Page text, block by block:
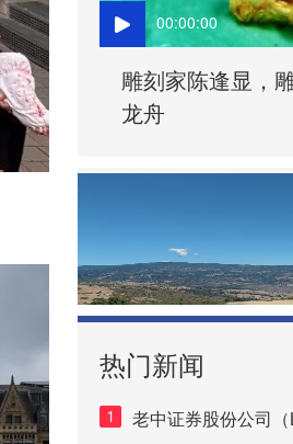
00:00:00
雕刻家陈逢显，
龙舟
热门新闻
老中证券股份公司